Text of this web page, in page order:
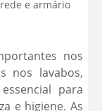
e armário
nos
nos lavabos,
para
e higiene. As